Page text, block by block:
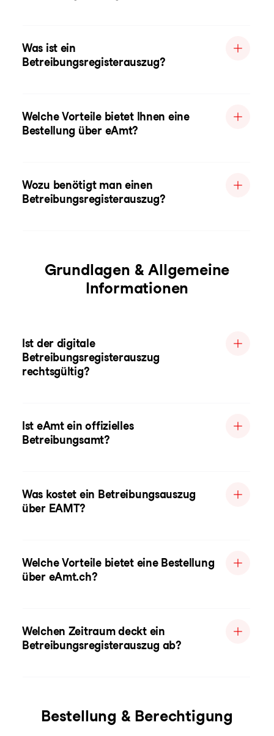
Was ist ein
Betreibungsregisterauszug?
Welche Vorteile bietet Ihnen eine
Bestellung über eAmt?
Wozu benötigt man einen
Betreibungsregisterauszug?
Grundlagen & Allgemeine
Informationen
Ist der digitale
Betreibungsregisterauszug
rechtsgültig?
Ist eAmt ein offizielles
Betreibungsamt?
Was kostet ein Betreibungsauszug
über EAMT?
Welche Vorteile bietet eine Bestellung
über eAmt.ch?
Welchen Zeitraum deckt ein
Betreibungsregisterauszug ab?
Bestellung & Berechtigung